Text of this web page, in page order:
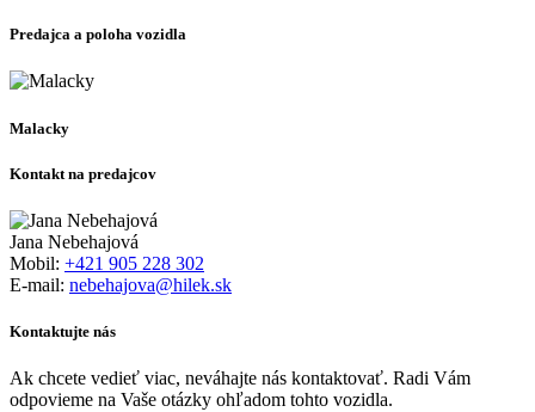
Predajca a poloha vozidla
Malacky
Kontakt na predajcov
Jana Nebehajová
Mobil: +421 905 228 302
E-mail: nebehajova@hilek.sk
Kontaktujte nás
Ak chcete vedieť viac, neváhajte nás kontaktovať. Radi Vám
odpovieme na Vaše otázky ohľadom tohto vozidla.